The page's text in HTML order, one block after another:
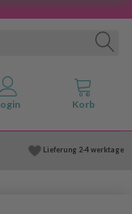
Lieferung 2-4 werktage